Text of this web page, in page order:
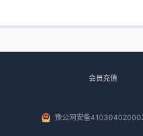
会员充值
豫公网安备